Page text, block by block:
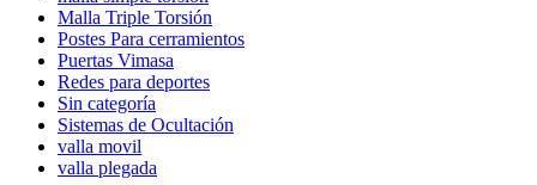
Malla Triple Torsión
Postes Para cerramientos
Puertas Vimasa
Redes para deportes
Sin categoría
Sistemas de Ocultación
valla movil
valla plegada